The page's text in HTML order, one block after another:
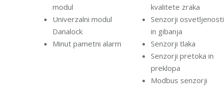
modul
Univerzalni modul
Danalock
Minut pametni alarm
kvalitete zraka
Senzorji osvetljenosti
in gibanja
Senzorji tlaka
Senzorji pretoka in
preklopa
Modbus senzorji